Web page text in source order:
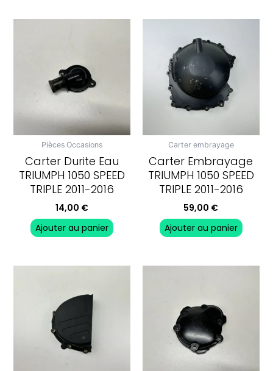
Pièces Occasions
Carter Durite Eau
TRIUMPH 1050 SPEED
TRIPLE 2011-2016
14,00 €
Ajouter au panier
Carter embrayage
Carter Embrayage
TRIUMPH 1050 SPEED
TRIPLE 2011-2016
59,00 €
Ajouter au panier